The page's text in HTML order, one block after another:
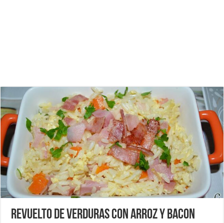
Revuelto de verduras con arroz y bacon